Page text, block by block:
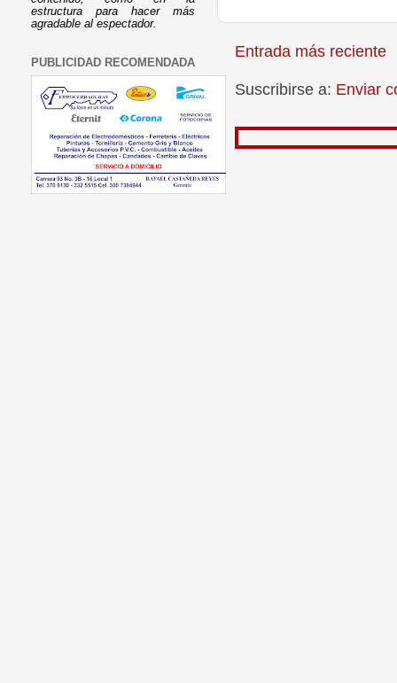
Entrada más reciente
Suscribirse a: Enviar
estructura para hacer más
agradable al espectador.
PUBLICIDAD RECOMENDADA